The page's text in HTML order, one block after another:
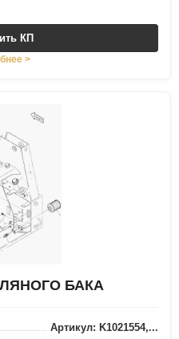
КП
>
БАКА
Артикул: K1021554,...